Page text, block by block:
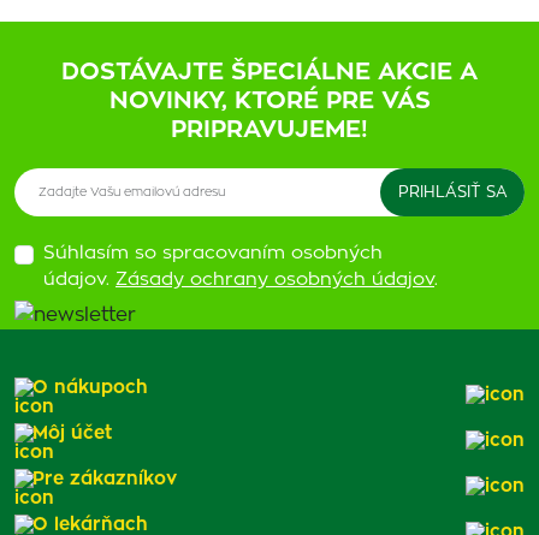
DOSTÁVAJTE ŠPECIÁLNE AKCIE A
NOVINKY, KTORÉ PRE VÁS
PRIPRAVUJEME!
Súhlasím so spracovaním osobných
údajov. Zásady ochrany osobných údajov.
O nákupoch
Môj účet
Pre zákazníkov
O lekárňach